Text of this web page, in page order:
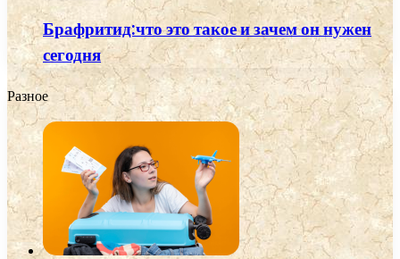
Брафритид:что это такое и зачем он нужен
сегодня
Разное